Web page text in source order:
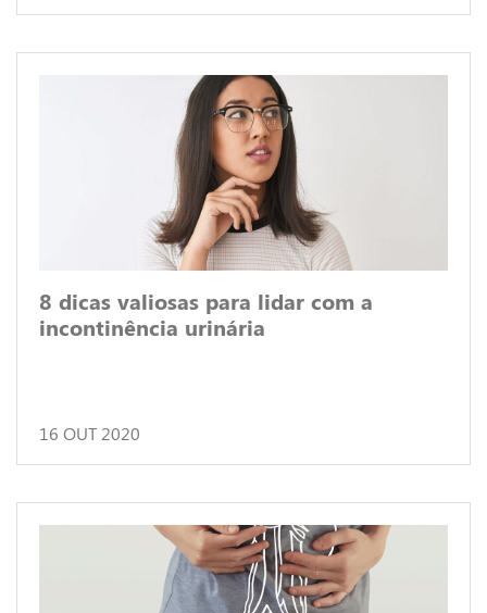
8 dicas valiosas para lidar com a
incontinência urinária
16 OUT 2020